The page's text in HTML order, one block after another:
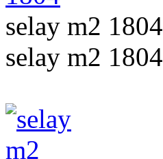
selay m2 1804
selay m2 1804